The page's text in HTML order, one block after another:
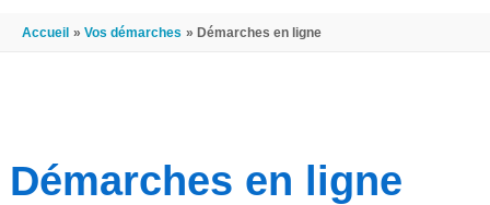
PRINCIPAL
Accueil Vos démarches Démarches en ligne
Démarches en ligne